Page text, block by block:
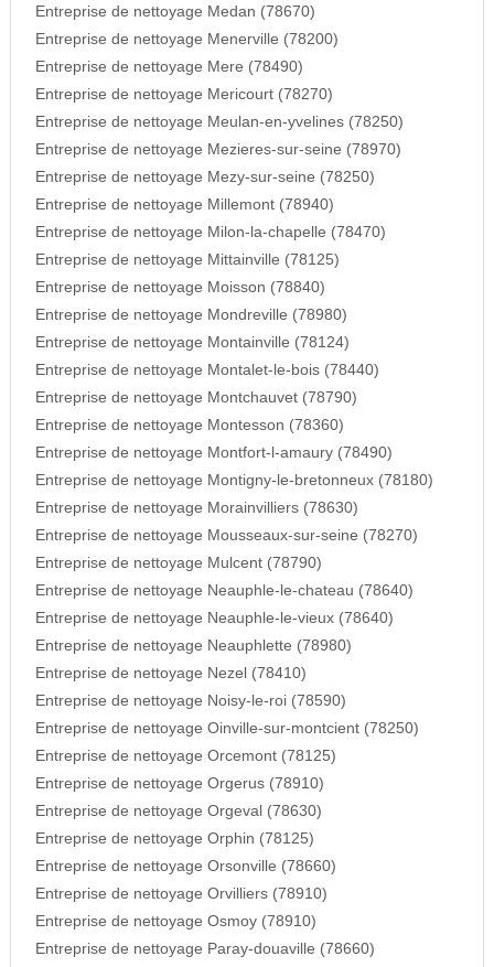
Entreprise de nettoyage Medan (78670)
Entreprise de nettoyage Menerville (78200)
Entreprise de nettoyage Mere (78490)
Entreprise de nettoyage Mericourt (78270)
Entreprise de nettoyage Meulan-en-yvelines (78250)
Entreprise de nettoyage Mezieres-sur-seine (78970)
Entreprise de nettoyage Mezy-sur-seine (78250)
Entreprise de nettoyage Millemont (78940)
Entreprise de nettoyage Milon-la-chapelle (78470)
Entreprise de nettoyage Mittainville (78125)
Entreprise de nettoyage Moisson (78840)
Entreprise de nettoyage Mondreville (78980)
Entreprise de nettoyage Montainville (78124)
Entreprise de nettoyage Montalet-le-bois (78440)
Entreprise de nettoyage Montchauvet (78790)
Entreprise de nettoyage Montesson (78360)
Entreprise de nettoyage Montfort-l-amaury (78490)
Entreprise de nettoyage Montigny-le-bretonneux (78180)
Entreprise de nettoyage Morainvilliers (78630)
Entreprise de nettoyage Mousseaux-sur-seine (78270)
Entreprise de nettoyage Mulcent (78790)
Entreprise de nettoyage Neauphle-le-chateau (78640)
Entreprise de nettoyage Neauphle-le-vieux (78640)
Entreprise de nettoyage Neauphlette (78980)
Entreprise de nettoyage Nezel (78410)
Entreprise de nettoyage Noisy-le-roi (78590)
Entreprise de nettoyage Oinville-sur-montcient (78250)
Entreprise de nettoyage Orcemont (78125)
Entreprise de nettoyage Orgerus (78910)
Entreprise de nettoyage Orgeval (78630)
Entreprise de nettoyage Orphin (78125)
Entreprise de nettoyage Orsonville (78660)
Entreprise de nettoyage Orvilliers (78910)
Entreprise de nettoyage Osmoy (78910)
Entreprise de nettoyage Paray-douaville (78660)